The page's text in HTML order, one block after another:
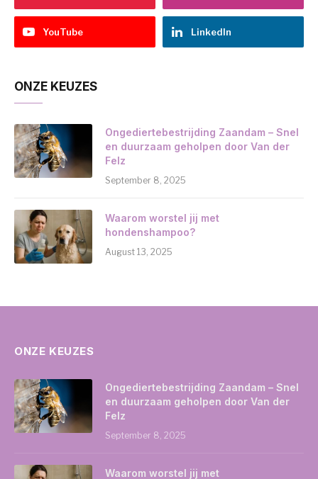
YouTube LinkedIn
ONZE KEUZES
Ongediertebestrijding Zaandam – Snel
en duurzaam geholpen door Van der
Felz
September 8, 2025
Waarom worstel jij met
hondenshampoo?
August 13, 2025
ONZE KEUZES
Ongediertebestrijding Zaandam – Snel
en duurzaam geholpen door Van der
Felz
September 8, 2025
Waarom worstel jij met